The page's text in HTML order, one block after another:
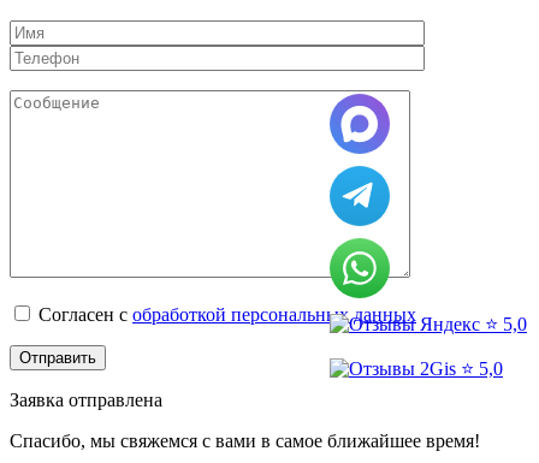
Согласен с обработкой персональных данных
Отправить
Заявка отправлена
Спасибо, мы свяжемся с вами в самое ближайшее время!
⭐ 5,0
⭐ 5,0